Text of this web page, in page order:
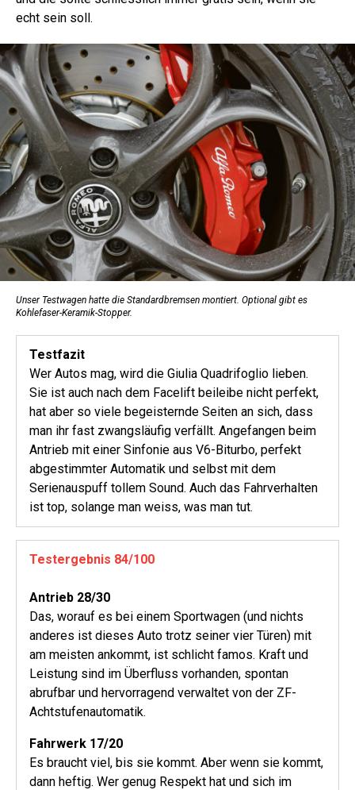
echt sein soll.
Unser Testwagen hatte die Standardbremsen montiert. Optional gibt es
Kohlefaser-Keramik-Stopper.
Testfazit
Wer Autos mag, wird die Giulia Quadrifoglio lieben.
Sie ist auch nach dem Facelift beileibe nicht perfekt,
hat aber so viele begeisternde Seiten an sich, dass
man ihr fast zwangsläufig verfällt. Angefangen beim
Antrieb mit einer Sinfonie aus V6-Biturbo, perfekt
abgestimmter Automatik und selbst mit dem
Serienauspuff tollem Sound. Auch das Fahrverhalten
ist top, solange man weiss, was man tut.
Testergebnis 84/100
Antrieb 28/30
Das, worauf es bei einem Sportwagen (und nichts
anderes ist dieses Auto trotz seiner vier Türen) mit
am meisten ankommt, ist schlicht famos. Kraft und
Leistung sind im Überfluss vorhanden, spontan
abrufbar und hervorragend verwaltet von der ZF-
Achtstufenautomatik.
Fahrwerk 17/20
Es braucht viel, bis sie kommt. Aber wenn sie kommt,
dann heftig. Wer genug Respekt hat und sich im